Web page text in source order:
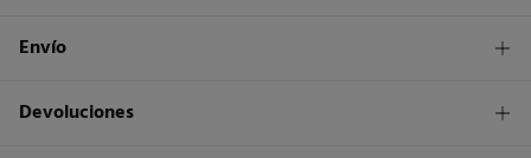
Composición
Cuidados
Envío
Envío a tienda
1,95€
Devoluciones